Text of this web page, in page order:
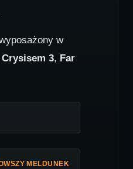
w
Crysisem 3, Far
MELDUNEK